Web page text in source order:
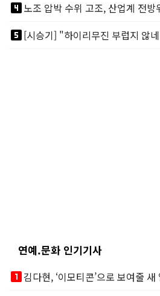
looks_4노조 압박 수위 고조, 산업계 전방
looks_5
연예.문화 인기기사
looks_one김다현, ‘이모티콘’으로 보여줄